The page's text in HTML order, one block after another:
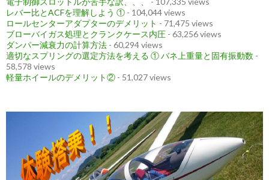
レバー比とACFを理解しよう ① - 104,044 views
ロールセンターアダプターのデメリット - 71,475 views
ブローバイガス処理とクランクケース内圧 - 63,256 views
ダンパー減衰力の計算方法 - 60,294 views
適切なスプリングの選定方法を考える ① バネ上重量と固有振動数 -
58,578 views
軽量ホイールのデメリット② - 51,027 views